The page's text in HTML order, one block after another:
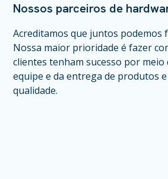
Nossos parceiros de
Acreditamos que juntos podemos
Nossa maior prioridade é fazer
clientes tenham sucesso por
equipe e da entrega de produtos
qualidade.